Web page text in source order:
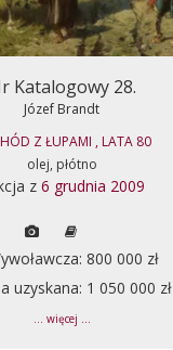
Katalogowy 28.
Józef Brandt
Z ŁUPAMI , LATA 80
olej, płótno
z 6 grudnia 2009
800 000 zł
uzyskana: 1 050 000 zł
... więcej ...